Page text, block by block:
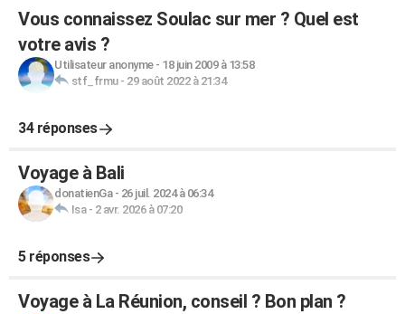
Vous connaissez Soulac sur mer ? Quel est
votre avis ?
Utilisateur anonyme- 18 juin 2009 à 13:58
stf_frmu- 29 août 2022 à 21:34
34 réponses
Voyage à Bali
donatienGa- 26 juil. 2024 à 06:34
Isa- 2 avr. 2026 à 07:20
5 réponses
Voyage à La Réunion, conseil ? Bon plan ?